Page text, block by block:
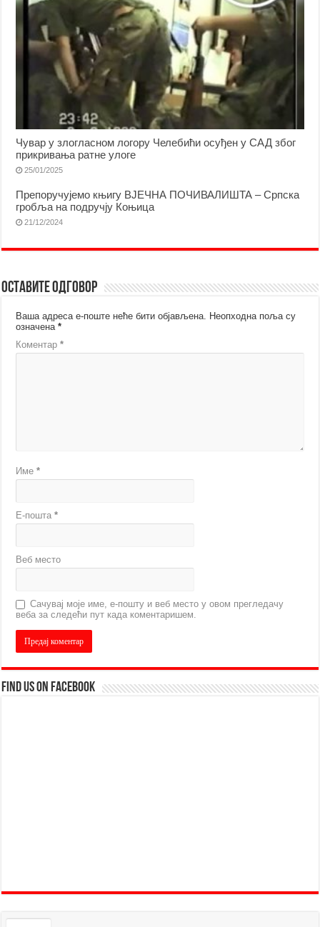
Чувар у злогласном логору Челебићи осуђен у САД због
прикривања ратне улоге
25/01/2025
Препоручујемо књигу ВЈЕЧНА ПОЧИВАЛИШТА – Српска
гробља на подручју Коњица
21/12/2024
Оставите одговор
Ваша адреса е-поште неће бити објављена. Неопходна поља су
означена*
Коментар*
Име*
Е-пошта*
Веб место
Сачувај моје име, е-пошту и веб место у овом прегледачу
веба за следећи пут када коментаришем.
Find us on Facebook